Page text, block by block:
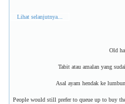
Lihat selanjutnya...
Old
Tabit atau amalan yang
Asal ayam hendak ke
People would still prefer to queue up to buy